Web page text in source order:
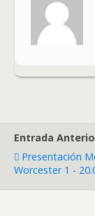
Entrada
Presentación
Worcester 1 -